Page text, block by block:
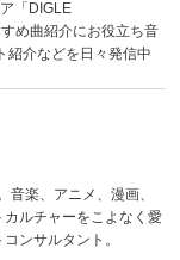
「DIGLE
め曲紹介にお役立ち音
紹介などを日々発信中
音楽、アニメ、漫画、
ルチャーをこよなく愛
ンサルタント。